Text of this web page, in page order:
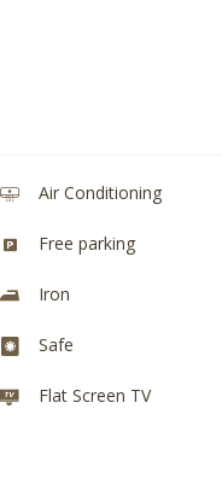
Air Conditioning
Free parking
Iron
Safe
Flat Screen TV